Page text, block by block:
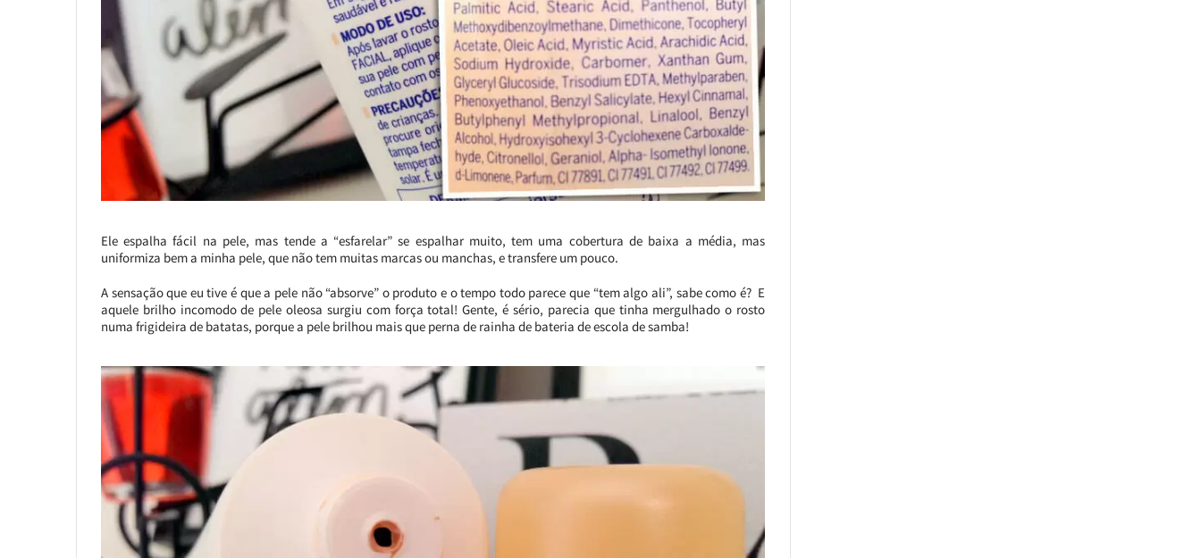
Ele espalha fácil na pele, mas tende a “esfarelar” se espalhar muito, tem uma cobertura de baixa a média, mas
uniformiza bem a minha pele, que não tem muitas marcas ou manchas, e transfere um pouco.
A sensação que eu tive é que a pele não “absorve” o produto e o tempo todo parece que “tem algo ali”, sabe como é? E
aquele brilho incomodo de pele oleosa surgiu com força total! Gente, é sério, parecia que tinha mergulhado o rosto
numa frigideira de batatas, porque a pele brilhou mais que perna de rainha de bateria de escola de samba!